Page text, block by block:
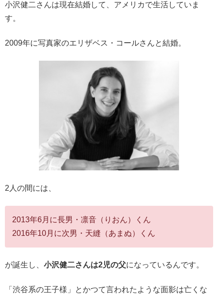
小沢健二さんは現在結婚して、アメリカで生活していま
す。
2009年に写真家のエリザベス・コールさんと結婚。
2人の間には、
2013年6月に長男・凛音（りおん）くん
2016年10月に次男・天縫（あまぬ）くん
が誕生し、 小沢健二さんは2児の父になっているんです。
「渋谷系の王子様」とかつて言われたような面影は亡くな